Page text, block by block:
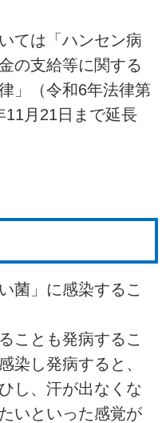
ては「ハンセン病
の支給等に関する
」（令和6年法律第
11月21日まで延長
菌」に感染するこ
ことも発病するこ
染し発病すると、
し、汗が出なくな
いといった感覚が